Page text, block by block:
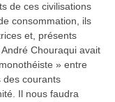
de ces civilisations
consommation, ils
et, présents
Chouraqui avait
» entre
des courants
Il nous faudra